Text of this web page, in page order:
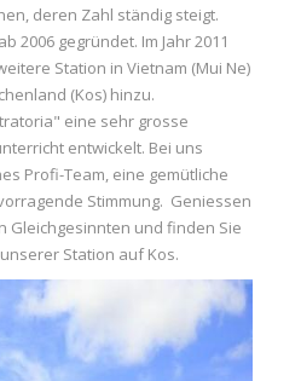
Bilder
Videos
deren Zahl ständig steigt.
2006 gegründet. Im Jahr 2011
Station in Vietnam (Mui Ne)
(Kos) hinzu.
eine sehr grosse
entwickelt. Bei uns
Profi-Team, eine gemütliche
Stimmung. Geniessen
Gleichgesinnten und finden Sie
Station auf Kos.